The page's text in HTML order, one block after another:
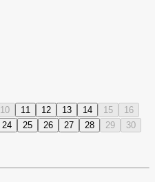
10 11 12 13 14 15
16
24 25 26 27 28 29
30